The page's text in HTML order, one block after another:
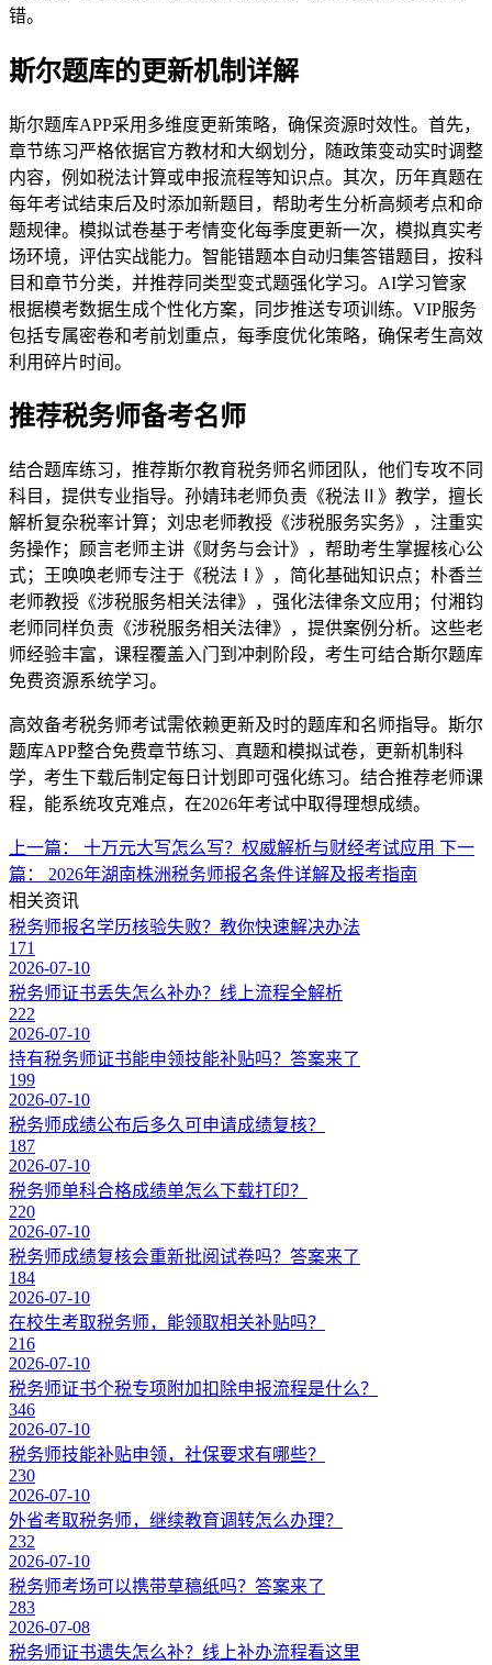
错。
斯尔题库的更新机制详解
斯尔题库APP采用多维度更新策略，确保资源时效性。首先，
章节练习严格依据官方教材和大纲划分，随政策变动实时调整
内容，例如税法计算或申报流程等知识点。其次，历年真题在
每年考试结束后及时添加新题目，帮助考生分析高频考点和命
题规律。模拟试卷基于考情变化每季度更新一次，模拟真实考
场环境，评估实战能力。智能错题本自动归集答错题目，按科
目和章节分类，并推荐同类型变式题强化学习。AI学习管家
根据模考数据生成个性化方案，同步推送专项训练。VIP服务
包括专属密卷和考前划重点，每季度优化策略，确保考生高效
利用碎片时间。
推荐税务师备考名师
结合题库练习，推荐斯尔教育税务师名师团队，他们专攻不同
科目，提供专业指导。孙婧玮老师负责《税法Ⅱ》教学，擅长
解析复杂税率计算；刘忠老师教授《涉税服务实务》，注重实
务操作；顾言老师主讲《财务与会计》，帮助考生掌握核心公
式；王唤唤老师专注于《税法Ⅰ》，简化基础知识点；朴香兰
老师教授《涉税服务相关法律》，强化法律条文应用；付湘钧
老师同样负责《涉税服务相关法律》，提供案例分析。这些老
师经验丰富，课程覆盖入门到冲刺阶段，考生可结合斯尔题库
免费资源系统学习。
高效备考税务师考试需依赖更新及时的题库和名师指导。斯尔
题库APP整合免费章节练习、真题和模拟试卷，更新机制科
学，考生下载后制定每日计划即可强化练习。结合推荐老师课
程，能系统攻克难点，在2026年考试中取得理想成绩。
上一篇： 十万元大写怎么写？权威解析与财经考试应用 下一
篇： 2026年湖南株洲税务师报名条件详解及报考指南
相关资讯
税务师报名学历核验失败？教你快速解决办法
171
2026-07-10
税务师证书丢失怎么补办？线上流程全解析
222
2026-07-10
持有税务师证书能申领技能补贴吗？答案来了
199
2026-07-10
税务师成绩公布后多久可申请成绩复核？
187
2026-07-10
税务师单科合格成绩单怎么下载打印？
220
2026-07-10
税务师成绩复核会重新批阅试卷吗？答案来了
184
2026-07-10
在校生考取税务师，能领取相关补贴吗？
216
2026-07-10
税务师证书个税专项附加扣除申报流程是什么？
346
2026-07-10
税务师技能补贴申领，社保要求有哪些？
230
2026-07-10
外省考取税务师，继续教育调转怎么办理？
232
2026-07-10
税务师考场可以携带草稿纸吗？答案来了
283
2026-07-08
税务师证书遗失怎么补？线上补办流程看这里